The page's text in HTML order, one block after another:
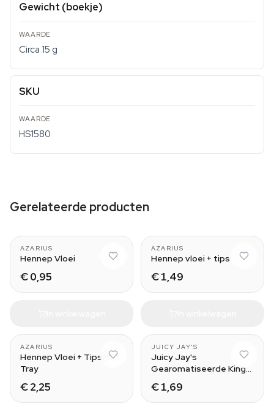
Gewicht (boekje)
Circa 15 g
SKU
HS1580
Gerelateerde producten
AZARIUS
Hennep Vloei
€ 0,95
AZARIUS
Hennep vloei + tips
€ 1,49
AZARIUS
Hennep Vloei + Tips +
Tray
€ 2,25
JUICY JAY'S
Juicy Jay's
Gearomatiseerde King
€ 1,69